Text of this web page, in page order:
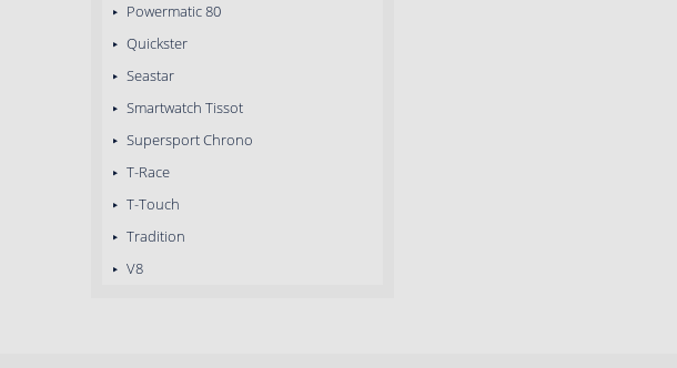
Powermatic 80
Quickster
Seastar
Smartwatch Tissot
Supersport Chrono
T-Race
T-Touch
Tradition
V8